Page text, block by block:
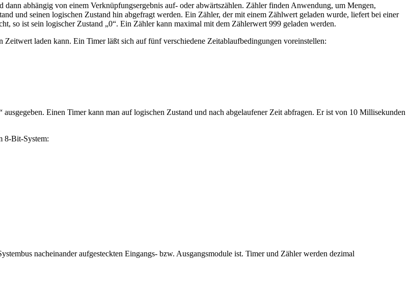
abhängig von einem Verknüpfungsergebnis auf- oder abwärtszählen. Zähler finden Anwendung, um Mengen,
und seinen logischen Zustand hin abgefragt werden. Ein Zähler, der mit einem Zählwert geladen wurde, liefert bei einer
so ist sein logischer Zustand „0“. Ein Zähler kann maximal mit dem Zählerwert 999 geladen werden.
laden kann. Ein Timer läßt sich auf fünf verschiedene Zeitablaufbedingungen voreinstellen:
Einen Timer kann man auf logischen Zustand und nach abgelaufener Zeit abfragen. Er ist von 10 Millisekunden
8-Bit-System:
nacheinander aufgesteckten Eingangs- bzw. Ausgangsmodule ist. Timer und Zähler werden dezimal